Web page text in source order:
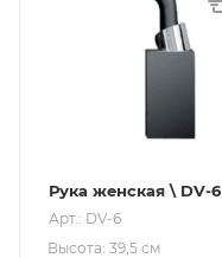
Рука женская \ DV-6
Арт.: DV-6
Высота: 39,5 см